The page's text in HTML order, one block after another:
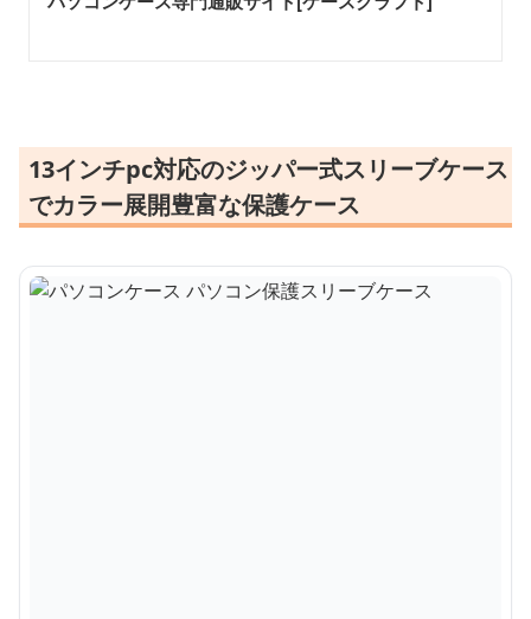
13インチpc対応のジッパー式スリーブケース
でカラー展開豊富な保護ケース